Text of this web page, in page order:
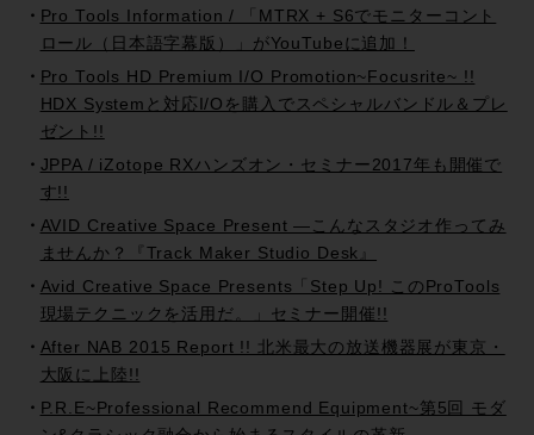
Pro Tools Information / 「MTRX + S6でモニターコント
ロール（日本語字幕版）」がYouTubeに追加！
Pro Tools HD Premium I/O Promotion~Focusrite~ !!
HDX Systemと対応I/Oを購入でスペシャルバンドル＆プレ
ゼント!!
JPPA / iZotope RXハンズオン・セミナー2017年も開催で
す!!
AVID Creative Space Present —こんなスタジオ作ってみ
ませんか？『Track Maker Studio Desk』
Avid Creative Space Presents「Step Up! このProTools
現場テクニックを活用だ。」セミナー開催!!
After NAB 2015 Report !! 北米最大の放送機器展が東京・
大阪に上陸!!
P.R.E~Professional Recommend Equipment~第5回 モダ